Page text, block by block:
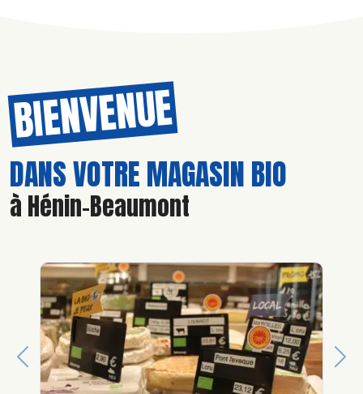
BIENVENUE
DANS VOTRE MAGASIN BIO
à Hénin-Beaumont
Previous